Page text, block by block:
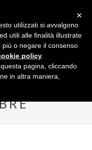
×
utilizzati si avvalgono
utili alle finalità illustrate
più o negare il consenso
policy
pagina, cliccando
in altra maniera,